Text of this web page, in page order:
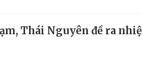
Thái Nguyên đề ra